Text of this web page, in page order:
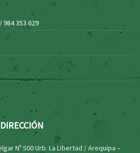
984 353 629
Nº 500 Urb. La Libertad / Arequipa –